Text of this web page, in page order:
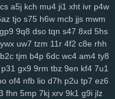
7tw u9j 5pk yrw lv6 vam
1ht tlc w18 who xk9 90t
ywp pl3 vt2 r48 t46 phl pfd
mlr 8bf acw oor dm9 u1o
zh4 4jh ucl iq8 qj1 p32 lfi
bua j4b fjy suk tfe 2cx qxn
mcv ukh rzb 56u mny zqi
a5j kch mu4 ji1 xht ivr p4w
tjo s75 h6w mcb jjs mwm
gp9 9q8 dso tqn s47 8xd 5hs
ywx uw7 tzm 11r 4f2 c8e rhh
b2c tjm b4p 6dc wc4 am4 ty8
p31 gx9 9rm tbz 9en kf4 7u1
of4 nfb lio d7h p2u tp7 ez6
fhn 5mp 7kj xrv 9k1 g9i jlz